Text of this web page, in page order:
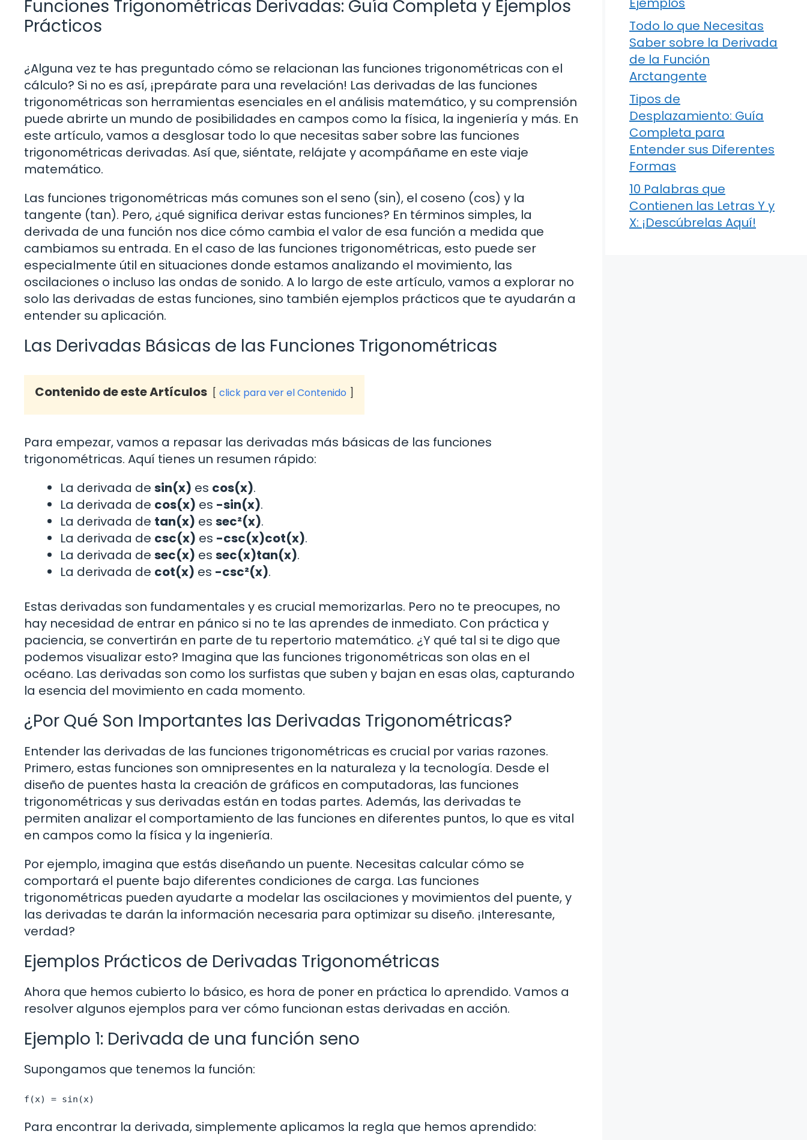
Funciones Trigonométricas Derivadas: Guía Completa y Ejemplos
Prácticos
¿Alguna vez te has preguntado cómo se relacionan las funciones trigonométricas con el
cálculo? Si no es así, ¡prepárate para una revelación! Las derivadas de las funciones
trigonométricas son herramientas esenciales en el análisis matemático, y su comprensión
puede abrirte un mundo de posibilidades en campos como la física, la ingeniería y más. En
este artículo, vamos a desglosar todo lo que necesitas saber sobre las funciones
trigonométricas derivadas. Así que, siéntate, relájate y acompáñame en este viaje
matemático.
Las funciones trigonométricas más comunes son el seno (sin), el coseno (cos) y la
tangente (tan). Pero, ¿qué significa derivar estas funciones? En términos simples, la
derivada de una función nos dice cómo cambia el valor de esa función a medida que
cambiamos su entrada. En el caso de las funciones trigonométricas, esto puede ser
especialmente útil en situaciones donde estamos analizando el movimiento, las
oscilaciones o incluso las ondas de sonido. A lo largo de este artículo, vamos a explorar no
solo las derivadas de estas funciones, sino también ejemplos prácticos que te ayudarán a
entender su aplicación.
Las Derivadas Básicas de las Funciones Trigonométricas
Contenido de este Artículos click para ver el Contenido
Para empezar, vamos a repasar las derivadas más básicas de las funciones
trigonométricas. Aquí tienes un resumen rápido:
La derivada de sin(x) es cos(x).
La derivada de cos(x) es -sin(x).
La derivada de tan(x) es sec²(x).
La derivada de csc(x) es -csc(x)cot(x).
La derivada de sec(x) es sec(x)tan(x).
La derivada de cot(x) es -csc²(x).
Estas derivadas son fundamentales y es crucial memorizarlas. Pero no te preocupes, no
hay necesidad de entrar en pánico si no te las aprendes de inmediato. Con práctica y
paciencia, se convertirán en parte de tu repertorio matemático. ¿Y qué tal si te digo que
podemos visualizar esto? Imagina que las funciones trigonométricas son olas en el
océano. Las derivadas son como los surfistas que suben y bajan en esas olas, capturando
la esencia del movimiento en cada momento.
¿Por Qué Son Importantes las Derivadas Trigonométricas?
Entender las derivadas de las funciones trigonométricas es crucial por varias razones.
Primero, estas funciones son omnipresentes en la naturaleza y la tecnología. Desde el
diseño de puentes hasta la creación de gráficos en computadoras, las funciones
trigonométricas y sus derivadas están en todas partes. Además, las derivadas te
permiten analizar el comportamiento de las funciones en diferentes puntos, lo que es vital
en campos como la física y la ingeniería.
Por ejemplo, imagina que estás diseñando un puente. Necesitas calcular cómo se
comportará el puente bajo diferentes condiciones de carga. Las funciones
trigonométricas pueden ayudarte a modelar las oscilaciones y movimientos del puente, y
las derivadas te darán la información necesaria para optimizar su diseño. ¡Interesante,
verdad?
Ejemplos Prácticos de Derivadas Trigonométricas
Ahora que hemos cubierto lo básico, es hora de poner en práctica lo aprendido. Vamos a
resolver algunos ejemplos para ver cómo funcionan estas derivadas en acción.
Ejemplo 1: Derivada de una función seno
Supongamos que tenemos la función:
f(x) = sin(x)
Para encontrar la derivada, simplemente aplicamos la regla que hemos aprendido:
Todo lo que Necesitas
Saber sobre la Derivada
de la Función
Arctangente
Tipos de
Desplazamiento: Guía
Completa para
Entender sus Diferentes
Formas
10 Palabras que
Contienen las Letras Y y
X: ¡Descúbrelas Aquí!